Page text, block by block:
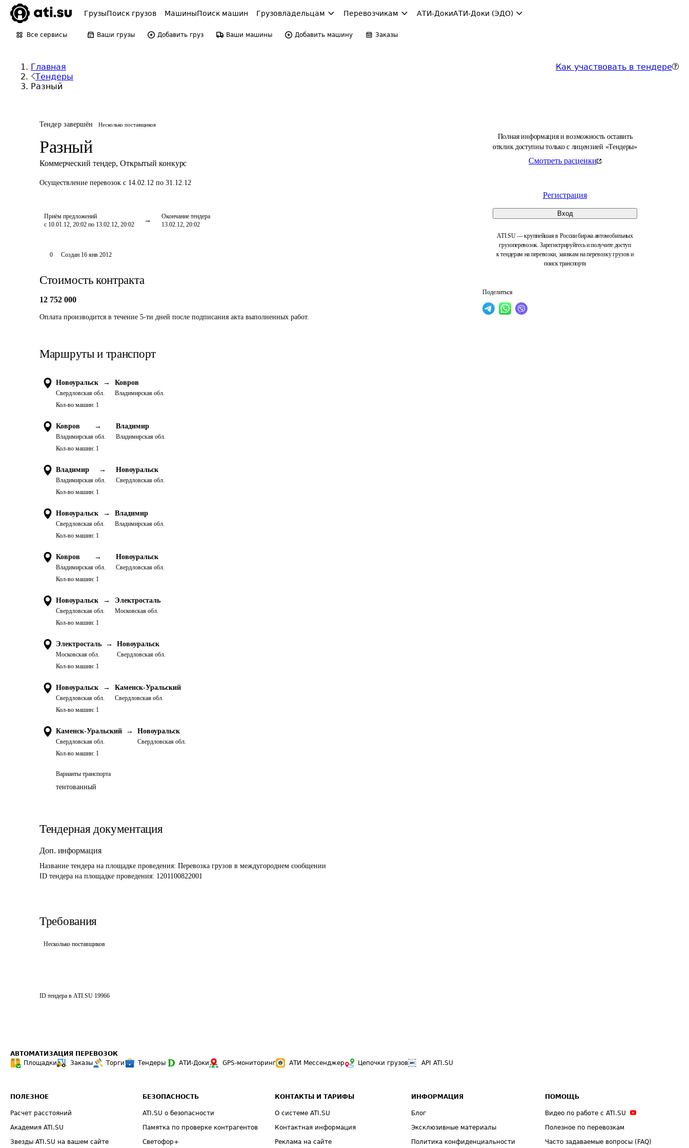
ГрузыПоиск грузов МашиныПоиск машин Грузовладельцам Перевозчикам АТИ-ДокиАТИ-Доки (ЭДО)
Все сервисы Ваши грузы Добавить груз Ваши машины Добавить машину Заказы
Главная
Тендеры
Разный
Как участвовать в тендере
Тендер завершён Несколько поставщиков
Разный
Коммерческий тендер, Открытый конкурс
Осуществление перевозок с 14.02.12 по 31.12.12
Приём предложений
с 10.01.12, 20:02 по 13.02.12, 20:02
Окончание тендера
13.02.12, 20:02
Полная информация и возможность оставить
отклик доступны только с лицензией «Тендеры»
Смотреть расценки
Регистрация
Вход
ATI.SU — крупнейшая в России биржа автомобильных
грузоперевозок. Зарегистрируйтесь и получите доступ
к тендерам на перевозки, заявкам на перевозку грузов и
поиск транспорта
Поделиться
0 Создан 16 янв 2012
Стоимость контракта
12 752 000
Оплата производится в течение 5-ти дней после подписания акта выполненных работ.
Маршруты и транспорт
Новоуральск →
Свердловская обл.
Ковров
Владимирская обл.
Кол-во машин: 1
Ковров →
Владимирская обл.
Владимир
Владимирская обл.
Кол-во машин: 1
Владимир →
Владимирская обл.
Новоуральск
Свердловская обл.
Кол-во машин: 1
Новоуральск →
Свердловская обл.
Владимир
Владимирская обл.
Кол-во машин: 1
Ковров →
Владимирская обл.
Новоуральск
Свердловская обл.
Кол-во машин: 1
Новоуральск →
Свердловская обл.
Электросталь
Московская обл.
Кол-во машин: 1
Электросталь →
Московская обл.
Новоуральск
Свердловская обл.
Кол-во машин: 1
Новоуральск →
Свердловская обл.
Каменск-Уральский
Свердловская обл.
Кол-во машин: 1
Каменск-Уральский →
Свердловская обл.
Новоуральск
Свердловская обл.
Кол-во машин: 1
Варианты транспорта
тентованный
Тендерная документация
Доп. информация
Название тендера на площадке проведения: Перевозка грузов в междугороднем сообщении
ID тендера на площадке проведения: 1201100822001
Требования
Несколько поставщиков
ID тендера в ATI.SU 19966
АВТОМАТИЗАЦИЯ ПЕРЕВОЗОК
Площадки
Заказы Торги Тендеры АТИ-Доки GPS-мониторинг АТИ Мессенджер Цепочки грузов API ATI.SU
ПОЛЕЗНОЕ
Расчет расстояний
Академия ATI.SU
Звезды ATI.SU на вашем сайте
БЕЗОПАСНОСТЬ
ATI.SU о безопасности
Памятка по проверке контрагентов
Светофор+
КОНТАКТЫ И ТАРИФЫ
О системе ATI.SU
Контактная информация
Реклама на сайте
ИНФОРМАЦИЯ
Блог
Эксклюзивные материалы
Политика конфиденциальности
ПОМОЩЬ
Видео по работе с ATI.SU
Полезное по перевозкам
Часто задаваемые вопросы (FAQ)